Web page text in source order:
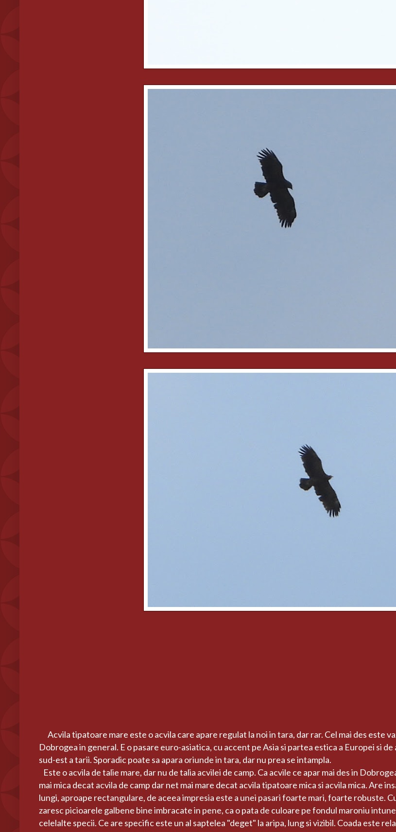
Acvila tipatoare mare este o acvila care apare regulat la noi in tara, dar rar. Cel mai des este
Dobrogea in general. E o pasare euro-asiatica, cu accent pe Asia si partea estica a Europei si de
sud-est a tarii. Sporadic poate sa apara oriunde in tara, dar nu prea se intampla.
Este o acvila de talie mare, dar nu de talia acvilei de camp. Ca acvile ce apar mai des in
mai mica decat acvila de camp dar net mai mare decat acvila tipatoare mica si acvila mica. Are
lungi, aproape rectangulare, de aceea impresia este a unei pasari foarte mari, foarte robuste.
zaresc picioarele galbene bine imbracate in pene, ca o pata de culoare pe fondul maroniu
celelalte specii. Ce are specific este un al saptelea "deget" la aripa, lung si vizibil. Coada este